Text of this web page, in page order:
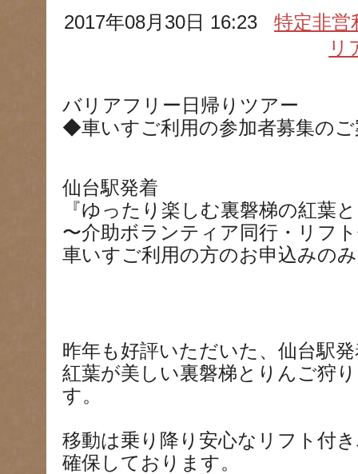
2017年08月30日 16:23特定非
リ
バリアフリー日帰りツアー
◆車いすご利用の参加者募集の
仙台駅発着
『ゆったり楽しむ裏磐梯の紅葉
〜介助ボランティア同行・リフ
車いすご利用の方のお申込みの
昨年も好評いただいた、仙台駅
紅葉が美しい裏磐梯とりんご狩
す。
移動は乗り降り安心なリフト付
確保しております。